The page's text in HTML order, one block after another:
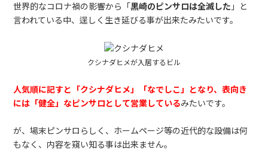
世界的なコロナ禍の影響から「黒崎のピンサロは全滅した」と
言われている中、逞しく生き延びる事が出来たみたいです。
クシナダヒメが入居するビル
人気順に記すと「クシナダヒメ」「なでしこ」となり、表向き
には「健全」なピンサロとして営業しているみたいです。
が、場末ピンサロらしく、ホームページ等の近代的な設備は何
もなく、内容を窺い知る事は出来ません。